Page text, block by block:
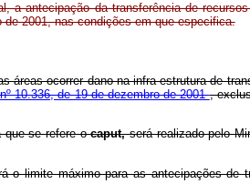
a antecipação da transferência de
de 2001, nas condições em que especifica.
áreas ocorrer dano na infra-estrutura de
10.336, de 19 de dezembro de 2001,
que se refere ocaput,será realizado pelo
o limite máximo para as antecipações de